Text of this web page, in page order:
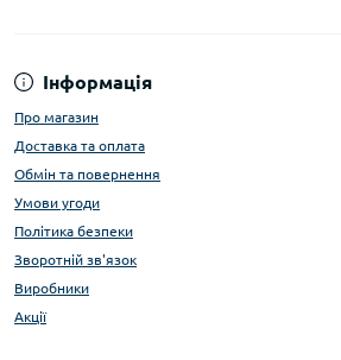
Інформація
Про магазин
Доставка та оплата
Обмін та повернення
Умови угоди
Політика безпеки
Зворотній зв'язок
Виробники
Акції